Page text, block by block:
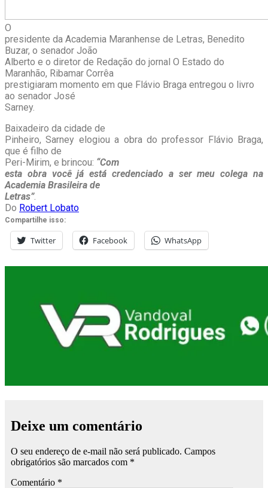
O
presidente da Academia Maranhense de Letras, Benedito
Buzar, o senador João
Alberto e o diretor de Redação do jornal O Estado do
Maranhão, Ribamar Corrêa
prestigiaram momento em que Flávio Braga entregou o livro
ao senador José
Sarney.
Baixadeiro da cidade de
Pinheiro, Sarney elogiou a obra do professor Flávio Braga,
que é filho de
Peri-Mirim, e brincou: “Com
esta obra você já está credenciado a ser meu colega na
Academia Brasileira de
Letras”.
Do Robert Lobato
Compartilhe isso:
Twitter Facebook WhatsApp
Deixe um comentário
O seu endereço de e-mail não será publicado. Campos
obrigatórios são marcados com *
Comentário *